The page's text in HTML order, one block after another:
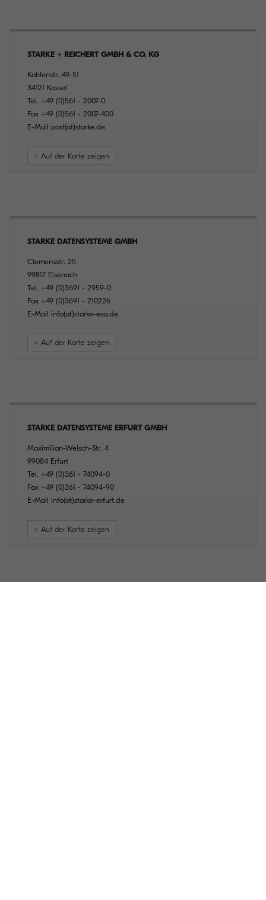
STARKE + REICHERT GMBH & CO. KG
Kohlenstr. 49-51
34121 Kassel
Tel. +49 (0)561 - 2007-0
Fax +49 (0)561 - 2007-400
E-Mail post(at)starke.de
> Auf der Karte zeigen
STARKE DATENSYSTEME GMBH
Clemensstr. 25
99817 Eisenach
Tel. +49 (0)3691 - 2959-0
Fax +49 (0)3691 - 210226
E-Mail info(at)starke-esa.de
> Auf der Karte zeigen
STARKE DATENSYSTEME ERFURT GMBH
Maximilian-Welsch-Str. 4
99084 Erfurt
Tel. +49 (0)361 - 74094-0
Fax +49 (0)361 - 74094-90
E-Mail info(at)starke-erfurt.de
> Auf der Karte zeigen